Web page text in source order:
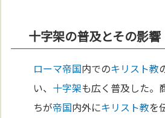
十字架の普及とその影響
ローマ帝国内でのキリスト教
い、 十字架も広く普及した。
ちが帝国内外にキリスト教を